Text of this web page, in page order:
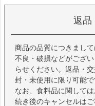
返品
商品の品質につきまし
不良・破損などがござ
らせください。返品・
封・未使用に限り可能で
なお、食料品に関して
続き後のキャンセルはご